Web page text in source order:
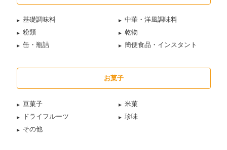
基礎調味料
中華・洋風調味料
粉類
乾物
缶・瓶詰
簡便食品・インスタント
お菓子
豆菓子
米菓
ドライフルーツ
珍味
その他